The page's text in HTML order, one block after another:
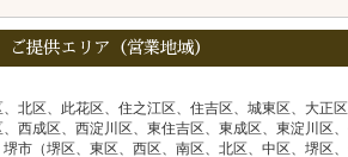
ご提供エリア（営業地域）
北区、此花区、住之江区、住吉区、城東区、大正区
西成区、西淀川区、東住吉区、東成区、東淀川区
市（堺区、東区、西区、南区、北区、中区、堺区、